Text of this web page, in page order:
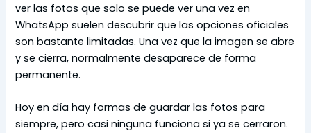
ver las fotos que solo se puede ver una vez en
WhatsApp suelen descubrir que las opciones oficiales
son bastante limitadas. Una vez que la imagen se abre
y se cierra, normalmente desaparece de forma
permanente.
Hoy en día hay formas de guardar las fotos para
siempre, pero casi ninguna funciona si ya se cerraron.